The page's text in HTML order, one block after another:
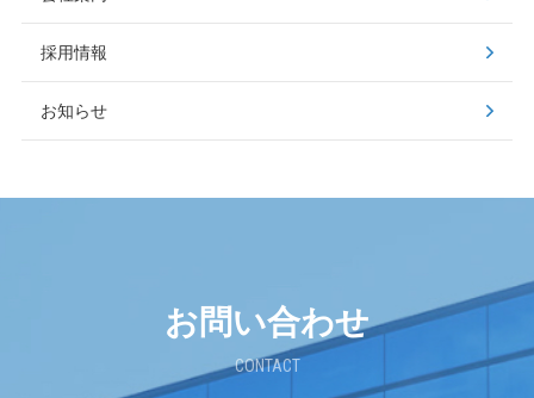
採用情報
お知らせ
お問い合わせ
CONTACT